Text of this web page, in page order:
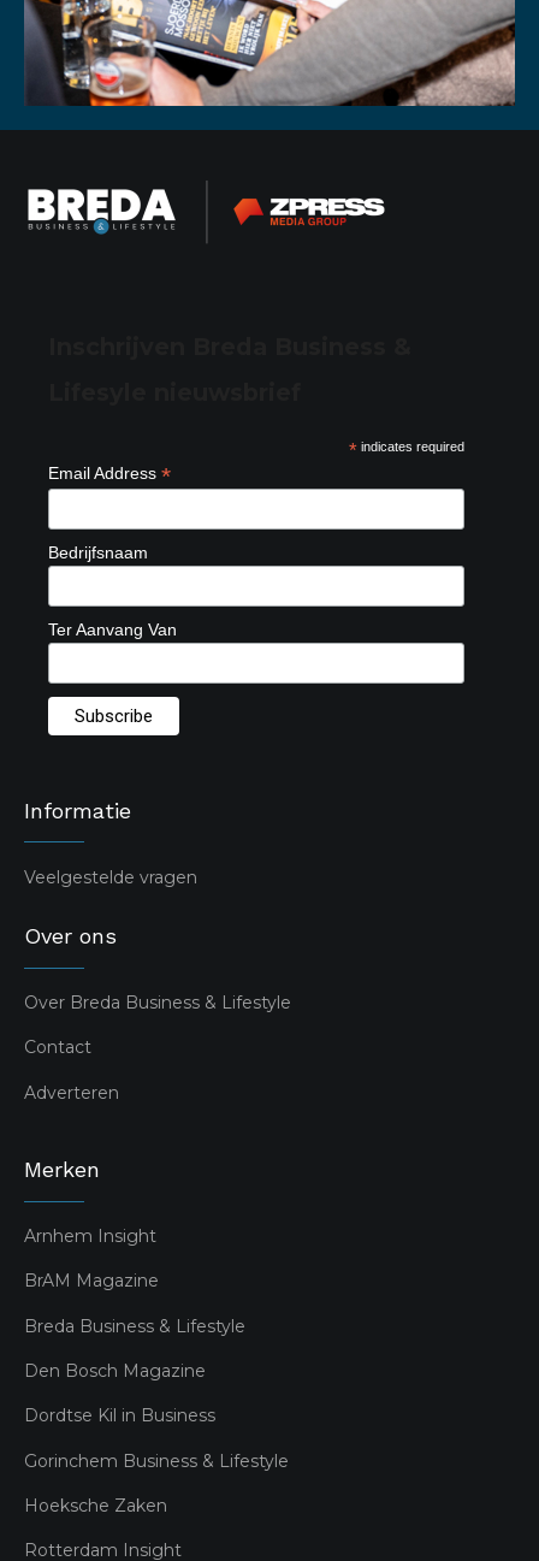
*indicates required
Email Address *
Bedrijfsnaam
Ter Aanvang Van
Informatie
Veelgestelde vragen
Over ons
Over Breda Business & Lifestyle
Contact
Adverteren
Merken
Arnhem Insight
BrAM Magazine
Breda Business & Lifestyle
Den Bosch Magazine
Dordtse Kil in Business
Gorinchem Business & Lifestyle
Hoeksche Zaken
Rotterdam Insight